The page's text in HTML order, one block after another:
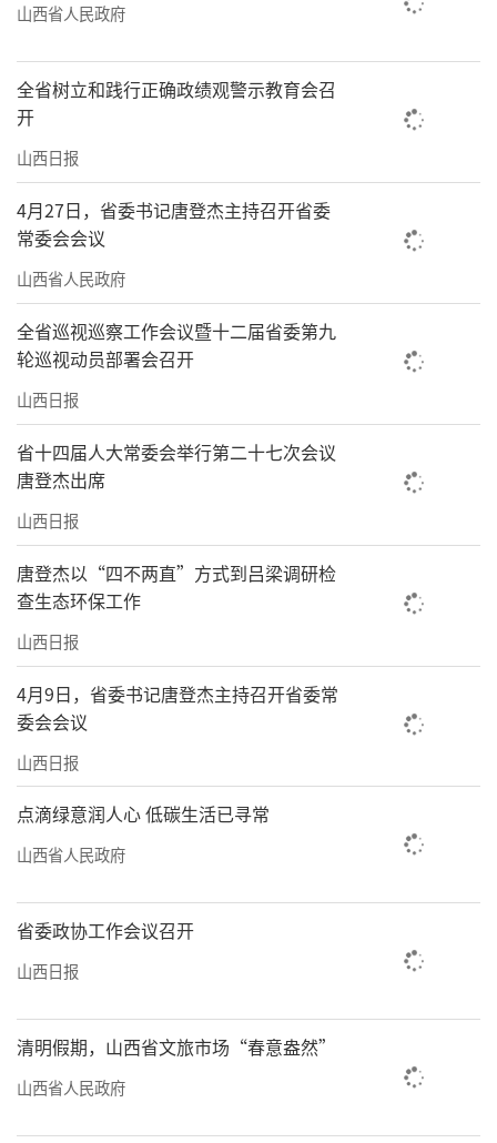
山西省人民政府
全省树立和践行正确政绩观警示教育会召
开
山西日报
4月27日，省委书记唐登杰主持召开省委
常委会会议
山西省人民政府
全省巡视巡察工作会议暨十二届省委第九
轮巡视动员部署会召开
山西日报
省十四届人大常委会举行第二十七次会议
唐登杰出席
山西日报
唐登杰以“四不两直”方式到吕梁调研检
查生态环保工作
山西日报
4月9日，省委书记唐登杰主持召开省委常
委会会议
山西日报
点滴绿意润人心 低碳生活已寻常
山西省人民政府
省委政协工作会议召开
山西日报
清明假期，山西省文旅市场“春意盎然”
山西省人民政府